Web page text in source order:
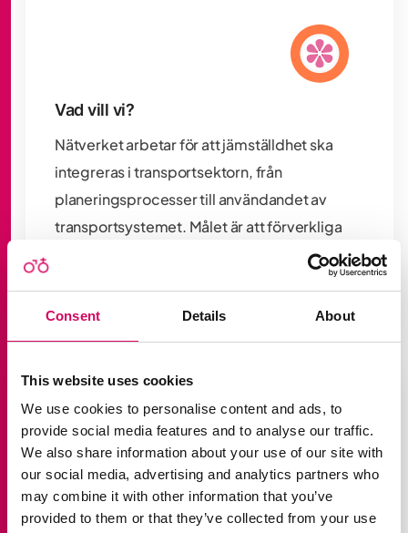
Consent Details About
This website uses cookies
We use cookies to personalise content and ads, to
provide social media features and to analyse our traffic.
We also share information about your use of our site with
our social media, advertising and analytics partners who
may combine it with other information that you’ve
provided to them or that they’ve collected from your use
Vad vill vi?
Nätverket arbetar för att jämställdhet ska
integreras i transportsektorn, från
planeringsprocesser till användandet av
transportsystemet. Målet är att förverkliga
jämställdhetsmålet i de transportpolitiska
Vad får jag?